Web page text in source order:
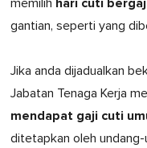
memilih hari cuti
gantian, seperti yang
Jika anda dijadualkan
Jabatan Tenaga Kerja
mendapat gaji cuti
ditetapkan oleh undang-